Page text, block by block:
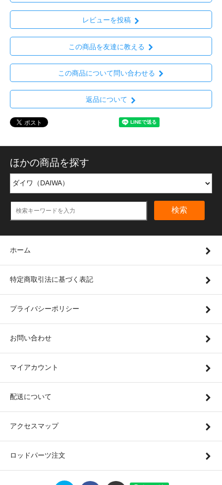
レビューを投稿
この商品を友達に教える
この商品について問い合わせる
返品について
ほかの商品を探す
検索
ホーム
特定商取引法に基づく表記
プライバシーポリシー
お問い合わせ
マイアカウント
配送について
アクセスマップ
ロッドパーツ注文